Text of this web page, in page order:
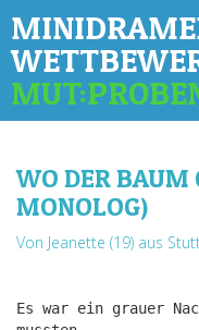
WO DER BAUM
MONOLOG)
Von Jeanette (19) aus
Es war ein grauer